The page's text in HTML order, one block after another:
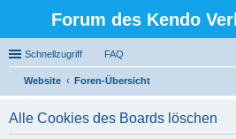
Forum des Kendo
Schnellzugriff FAQ
Website
Foren-Übersicht
Alle Cookies des Boards löschen